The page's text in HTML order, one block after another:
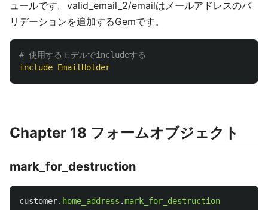
ュールです。valid_email_2/emailはメールアドレスのバ
リデーションを追加するGemです。
# 使用するモデルでincludeする
include EmailHolder
Chapter 18 フォームオブジェクト
mark_for_destruction
customer. home_address .mark_for_destruction